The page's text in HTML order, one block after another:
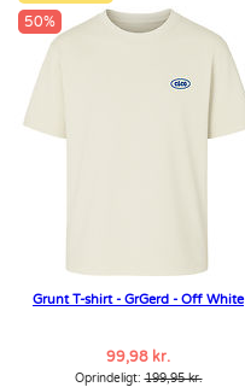
50%
Grunt T-shirt - GrGerd - Off White
99,98 kr.
Oprindeligt:199,95 kr.